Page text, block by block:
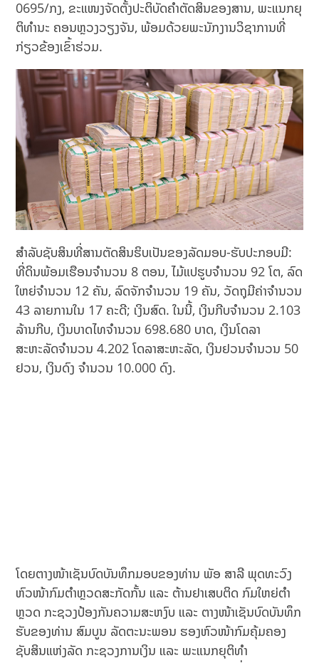
0695/ກງ, ຂະແໜງຈັດຕັ້ງປະຕິບັດຄໍາຕັດສິນຂອງສານ, ພະແນກຍຸ
ຕິທໍານະ ຄອນຫຼວງວຽງຈັນ, ພ້ອມດ້ວຍພະນັກງານວິຊາການທີ່
ກ່ຽວຂ້ອງເຂົ້າຮ່ວມ.
ສຳລັບຊັບສິນທີ່ສານຕັດສິນຮິບເປັນຂອງລັດມອບ-ຮັບປະກອບມີ:
ທີ່ດິນພ້ອມເຮືອນຈໍານວນ 8 ຕອນ, ໄມ້ແປຮູບຈໍານວນ 92 ໂຕ, ລົດ
ໃຫຍ່ຈໍານວນ 12 ຄັນ, ລົດຈັກຈໍານວນ 19 ຄັນ, ວັດຖຸມີຄ່າຈໍານວນ
43 ລາຍການໃນ 17 ຄະດີ; ເງິນສົດ. ໃນນີ້, ເງິນກີບຈຳນວນ 2.103
ລ້ານກີບ, ເງິນບາດໄທຈຳນວນ 698.680 ບາດ, ເງິນໂດລາ
ສະຫະລັດຈຳນວນ 4.202 ໂດລາສະຫະລັດ, ເງິນຢວນຈຳນວນ 50
ຢວນ, ເງິນດົງ ຈຳນວນ 10.000 ດົງ.
ໂດຍຕາງໜ້າເຊັນບົດບັນທຶກມອບຂອງທ່ານ ພັອ ສາລີ ພຸດທະວົງ
ຫົວໜ້າກົມຕໍາຫຼວດສະກັດກັ້ນ ແລະ ຕ້ານຢາເສບຕິດ ກົມໃຫຍ່ຕໍາ
ຫຼວດ ກະຊວງປ້ອງກັນຄວາມສະຫງົບ ແລະ ຕາງໜ້າເຊັນບົດບັນທຶກ
ຮັບຂອງທ່ານ ສົມບູນ ລັດຕະນະພອນ ຮອງຫົວໜ້າກົມຄຸ້ມຄອງ
ຊັບສິນແຫ່ງລັດ ກະຊວງການເງິນ ແລະ ພະແນກຍຸຕິທໍາ